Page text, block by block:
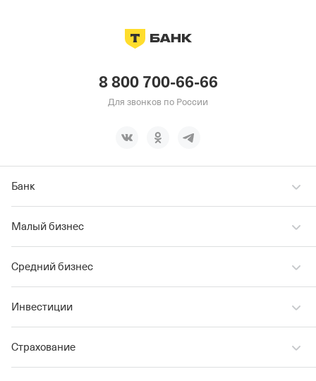
8 800 700-66-66
Для звонков по России
Банк
Малый бизнес
Средний бизнес
Инвестиции
Страхование